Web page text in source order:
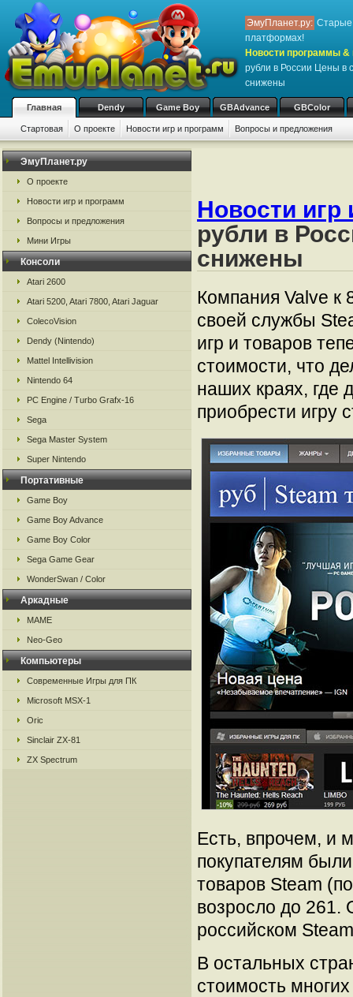
ЭмуПланет.ру: Старые
платформах!
Новости программы &
рубли в России Цены в
снижены
Главная Dendy Game Boy GBAdvance GBColor
Стартовая О проекте Новости игр и программ Вопросы и предложения
ЭмуПланет.ру
О проекте
Новости игр и программ
Вопросы и предложения
Мини Игры
Консоли
Atari 2600
Atari 5200, Atari 7800, Atari Jaguar
ColecoVision
Dendy (Nintendo)
Mattel Intellivision
Nintendo 64
PC Engine / Turbo Grafx-16
Sega
Sega Master System
Super Nintendo
Портативные
Game Boy
Game Boy Advance
Game Boy Color
Sega Game Gear
WonderSwan / Color
Аркадные
MAME
Neo-Geo
Компьютеры
Современные Игры для ПК
Microsoft MSX-1
Oric
Sinclair ZX-81
ZX Spectrum
Новости игр
рубли в
снижены
Компания Valve к
своей службы
игр и товаров
стоимости, что
наших краях, где
приобрести игру
Есть, впрочем, и
покупателям
товаров Steam
возросло до 261.
российском
В остальных
стоимость